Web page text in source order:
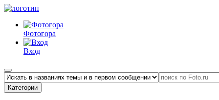
Фотогора
Вход
Категории